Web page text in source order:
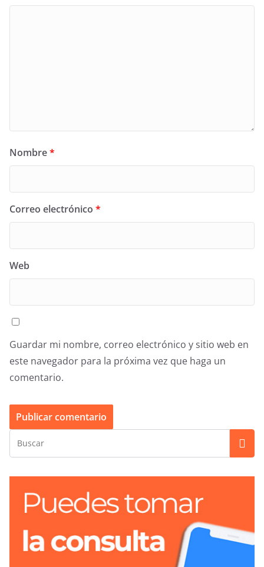
Nombre*
Correo electrónico *
Web
Guardar mi nombre, correo electrónico y sitio web en
este navegador para la próxima vez que haga un
comentario.